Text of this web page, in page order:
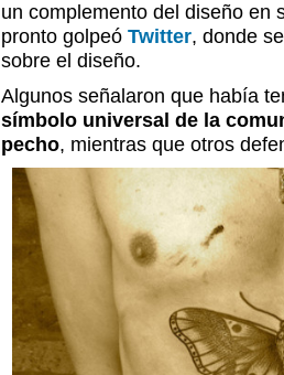
un complemento del diseño en
pronto golpeó Twitter, donde
sobre el diseño.
Algunos señalaron que había
símbolo universal de la
pecho, mientras que otros